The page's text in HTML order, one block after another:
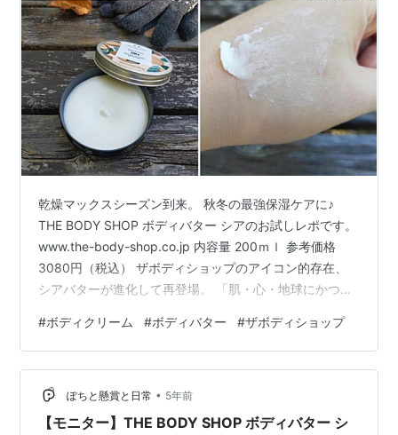
乾燥マックスシーズン到来。 秋冬の最強保湿ケアに♪
THE BODY SHOP ボディバター シアのお試しレポです。
www.the-body-shop.co.jp 内容量 200ｍｌ 参考価格
3080円（税込） ザボディショップのアイコン的存在、
シアバターが進化して再登場。 「肌・心・地球にかつて
トレードで調達したシアバターを高配合。 天然バターを
たっぷりと使用することで、まるで本物のバターのよう
に体温でじわっと溶け、しっとり肌に馴染みます。 手に
取った瞬間はやや固めな印象ですが、体温ですぐにとろ
けるので、意外と伸ばしやすいし、その分コクと…
#ボディクリーム #ボディバター #ザボディショップ
ぽちと懸賞と日常 • 5年前
【モニター】THE BODY SHOP ボディバター シ